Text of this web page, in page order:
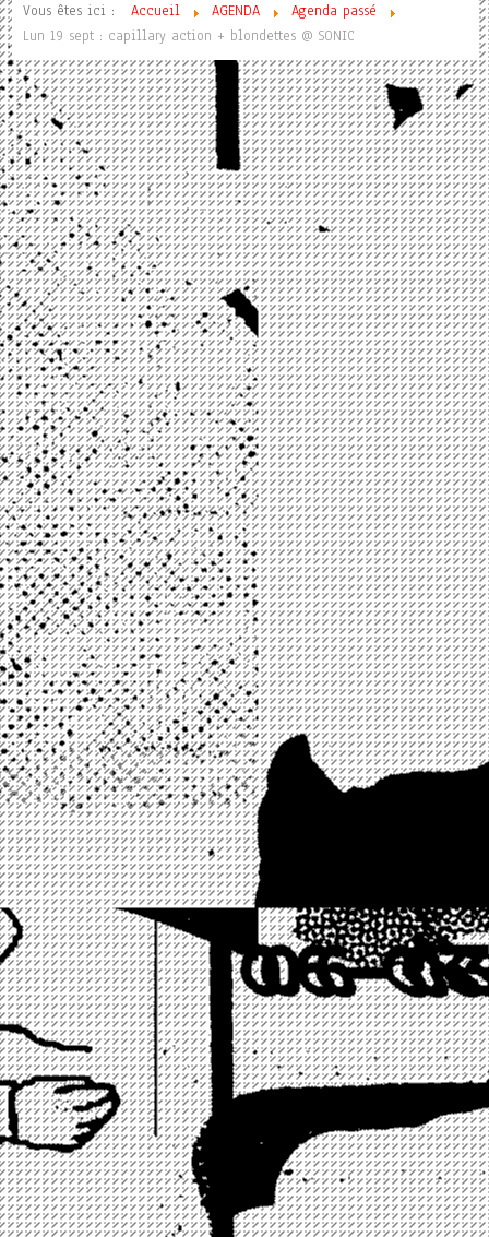
Vous êtes ici : Accueil AGENDA
Agenda passé
Lun 19 sept : capillary action + blondettes @ SONIC